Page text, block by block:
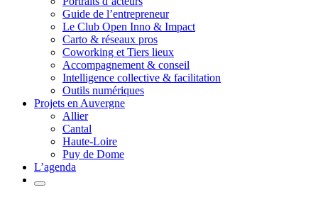
Guide de l’entrepreneur
Le Club Open Inno & Impact
Carto & réseaux pros
Coworking et Tiers lieux
Accompagnement & conseil
Intelligence collective & facilitation
Outils numériques
Projets en Auvergne
Allier
Cantal
Haute-Loire
Puy de Dome
L’agenda